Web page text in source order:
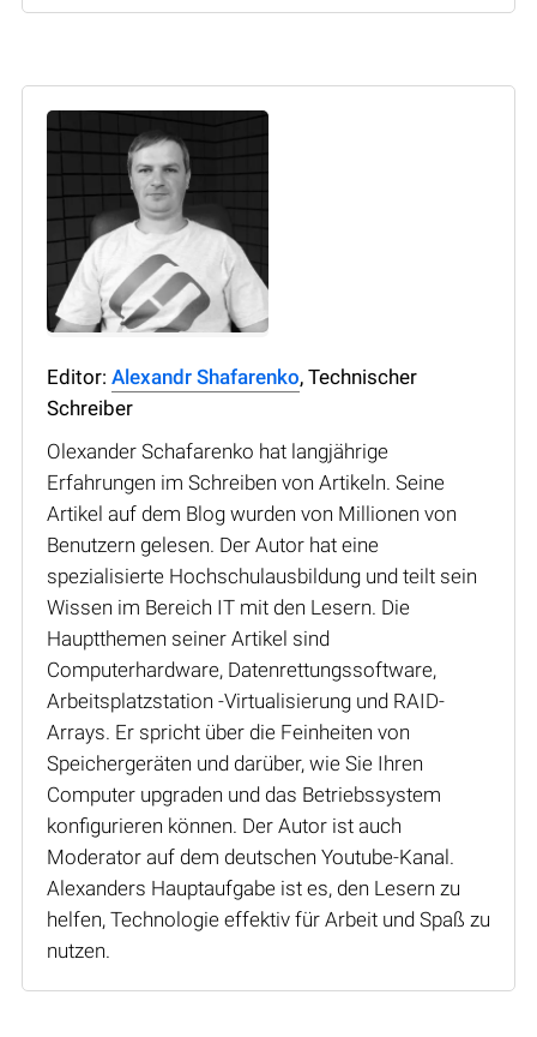
Editor: Alexandr Shafarenko, Technischer
Schreiber
Olexander Schafarenko hat langjährige
Erfahrungen im Schreiben von Artikeln. Seine
Artikel auf dem Blog wurden von Millionen von
Benutzern gelesen. Der Autor hat eine
spezialisierte Hochschulausbildung und teilt sein
Wissen im Bereich IT mit den Lesern. Die
Hauptthemen seiner Artikel sind
Computerhardware, Datenrettungssoftware,
Arbeitsplatzstation -Virtualisierung und RAID-
Arrays. Er spricht über die Feinheiten von
Speichergeräten und darüber, wie Sie Ihren
Computer upgraden und das Betriebssystem
konfigurieren können. Der Autor ist auch
Moderator auf dem deutschen Youtube-Kanal.
Alexanders Hauptaufgabe ist es, den Lesern zu
helfen, Technologie effektiv für Arbeit und Spaß zu
nutzen.